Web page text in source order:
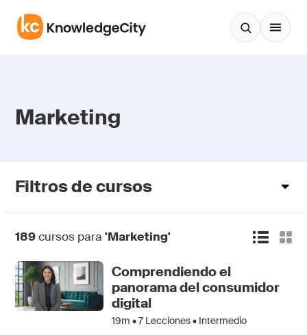
Marketing
Filtros de cursos
189cursos para 'Marketing'
Comprendiendo el
panorama del consumidor
digital
19m •7Lecciones • Intermedio